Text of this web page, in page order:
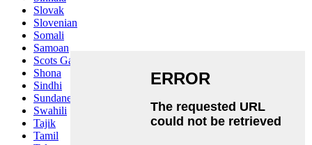
Slovak
Slovenian
Somali
Samoan
Scots Gaelic
Shona
Sindhi
Sundanese
Swahili
Tajik
Tamil